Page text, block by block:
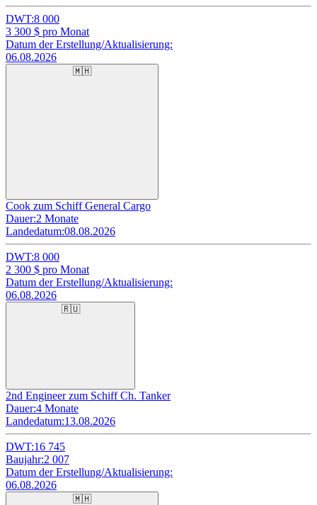
DWT:8 000
3 300 $ pro Monat
Datum der Erstellung/Aktualisierung:
06.08.2026
🇲🇭
Cook zum Schiff General Cargo
Dauer:2 Monate
Landedatum:08.08.2026
DWT:8 000
2 300 $ pro Monat
Datum der Erstellung/Aktualisierung:
06.08.2026
🇷🇺
2nd Engineer zum Schiff Ch. Tanker
Dauer:4 Monate
Landedatum:13.08.2026
DWT:16 745
Baujahr:2 007
Datum der Erstellung/Aktualisierung:
06.08.2026
🇲🇭